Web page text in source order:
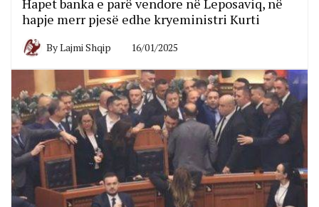
Hapet banka e parë vendore në Leposaviq, në
hapje merr pjesë edhe kryeministri Kurti
ByLajmi Shqip 16/01/2025